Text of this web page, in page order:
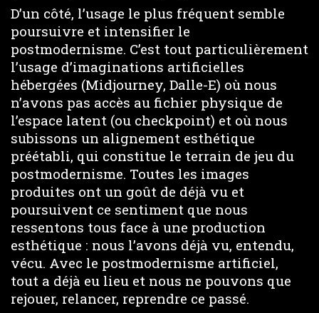
D’un côté, l’usage le plus fréquent semble
poursuivre et intensifier le
postmodernisme. C’est tout particulièrement
l’usage d’imaginations artificielles
hébergées (Midjourney, Dalle-E) où nous
n’avons pas accès au fichier physique de
l’espace latent (ou checkpoint) et où nous
subissons un alignement esthétique
préétabli, qui constitue le terrain de jeu du
postmodernisme. Toutes les images
produites ont un goût de déjà vu et
poursuivent ce sentiment que nous
ressentons tous face à une production
esthétique : nous l’avons déjà vu, entendu,
vécu. Avec le postmodernisme artificiel,
tout a déjà eu lieu et nous ne pouvons que
rejouer, relancer, reprendre ce passé.